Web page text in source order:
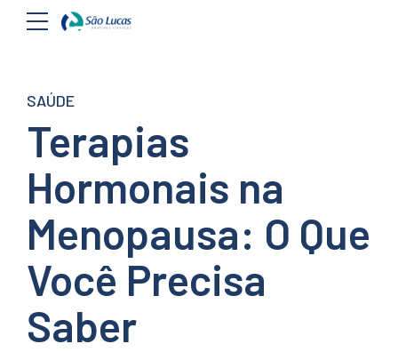
SAÚDE
Terapias
Hormonais na
Menopausa: O Que
Você Precisa
Saber